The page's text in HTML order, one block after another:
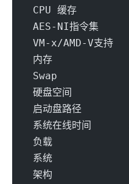
CPU 缓存
AES-NI指令集
VM-x/AMD-V支
内存
Swap
硬盘空间
启动盘路径
系统在线时间
负载
系统              :
架构